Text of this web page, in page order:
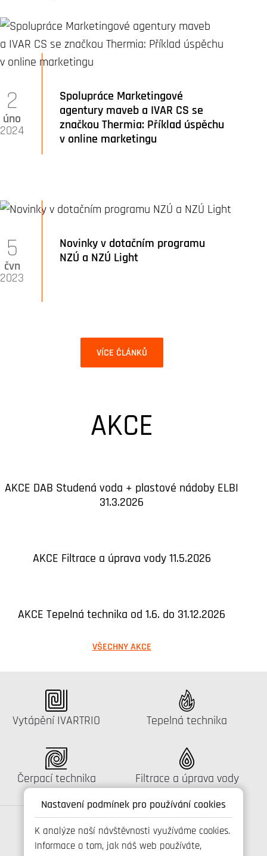
Nastavení podmínek pro používání cookies
K analýze naší návštěvnosti využíváme cookies.
Informace o tom, jak náš web používáte,
Spolupráce Marketingové
agentury maveb a IVAR CS se
značkou Thermia: Příklad úspěchu
v online marketingu
2
úno
2024
Novinky v dotačním programu
NZÚ a NZÚ Light
5
čvn
2023
VÍCE ČLÁNKŮ
AKCE
AKCE DAB Studená voda + plastové nádoby ELBI
31.3.2026
AKCE Filtrace a úprava vody 11.5.2026
AKCE Tepelná technika od 1.6. do 31.12.2026
VŠECHNY AKCE
Katalog:
Vytápění IVARTRIO Katalog:
Tepelná technika
Katalog:
Čerpací technika Katalog:
Filtrace a úprava vody